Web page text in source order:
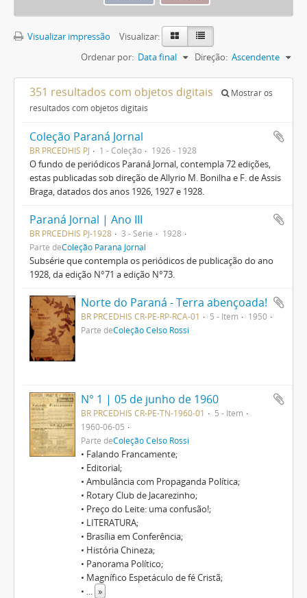
Visualizar impressão
Visualizar:
Ordenar por: Data final Direção: Ascendente
351 resultados com objetos digitais
Mostrar os
resultados com objetos digitais
Coleção Paraná Jornal
BR PRCEDHIS PJ 1 - Coleção 1926 - 1928
O fundo de periódicos Paraná Jornal, contempla 72 edições,
estas publicadas sob direção de Allyrio M. Bonilha e F. de Assis
Braga, datados dos anos 1926, 1927 e 1928.
Paraná Jornal | Ano III
BR PRCEDHIS PJ-1928 3 - Série
1928
Parte deColeção Paraná Jornal
Subsérie que contempla os periódicos de publicação do ano
1928, da edição N°71 a edição N°73.
Norte do Paraná - Terra abençoada!
BR PRCEDHIS CR-PE-RP-RCA-01 5 - Item
1950
Parte deColeção Celso Rossi
N° 1 | 05 de junho de 1960
BR PRCEDHIS CR-PE-TN-1960-01
5 - Item
1960-06-05
Parte deColeção Celso Rossi
• Falando Francamente;
• Editorial;
• Ambulância com Propaganda Política;
• Rotary Club de Jacarezinho;
• Preço do Leite: uma confusão!;
• LITERATURA;
• Brasília em Conferência;
• História Chineza;
• Panorama Político;
• Magnífico Espetáculo de fé Cristã;
• ... »